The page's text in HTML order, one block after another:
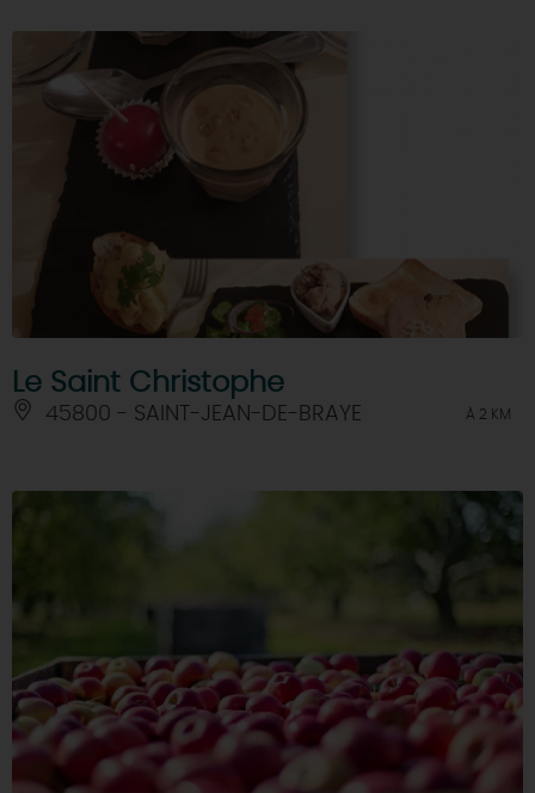
Le Saint Christophe
45800 - SAINT-JEAN-DE-BRAYE À 2 KM